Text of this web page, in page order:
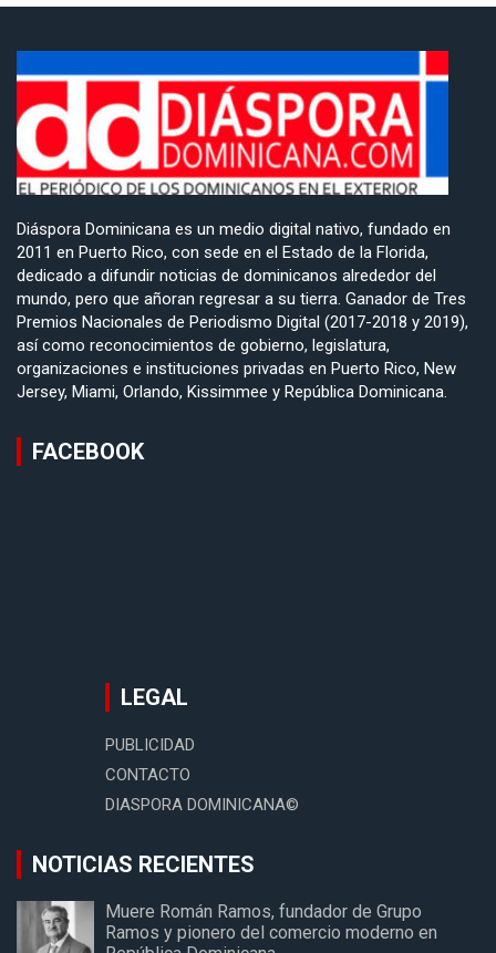
Diáspora Dominicana es un medio digital nativo, fundado en
2011 en Puerto Rico, con sede en el Estado de la Florida,
dedicado a difundir noticias de dominicanos alrededor del
mundo, pero que añoran regresar a su tierra. Ganador de Tres
Premios Nacionales de Periodismo Digital (2017-2018 y 2019),
así como reconocimientos de gobierno, legislatura,
organizaciones e instituciones privadas en Puerto Rico, New
Jersey, Miami, Orlando, Kissimmee y República Dominicana.
FACEBOOK
LEGAL
PUBLICIDAD
CONTACTO
DIASPORA DOMINICANA©
NOTICIAS RECIENTES
Muere Román Ramos, fundador de Grupo
Ramos y pionero del comercio moderno en